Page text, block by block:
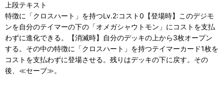
上段テキスト
特徴に「クロスハート」を持つLv.2:コスト0【登場時】このデジモ
ンを自分のテイマーの下の「オメガシャウトモン」にコストを支払
わずに進化できる。【消滅時】自分のデッキの上から3枚オープン
する。その中の特徴に「クロスハート」を持つテイマーカード1枚を
コストを支払わずに登場させる。残りはデッキの下に戻す。その
後、≪セーブ≫。